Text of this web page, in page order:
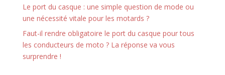
Le port du casque : une simple question de mode ou
une nécessité vitale pour les motards ?
Faut-il rendre obligatoire le port du casque pour tous
les conducteurs de moto ? La réponse va vous
surprendre !